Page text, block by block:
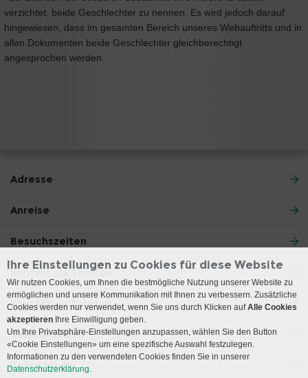
verzichtet, beide Geschlechter zu nennen. Es wird jedoch darauf
hingewiesen, dass im gesamten Bereich unseres Webauftritts und in
allen Dokumenten beide Geschlechter gleichberechtigt
angesprochen werden.
Adresse
Anreise
Besuchszeiten
Kontakt via Telefon
Kontakt via Telefon
Telefonzeiten
Social Media
Ihre Einstellungen zu Cookies für diese Website
Wir nutzen Cookies, um Ihnen die bestmögliche Nutzung unserer Website zu
ermöglichen und unsere Kommunikation mit Ihnen zu verbessern. Zusätzliche
Cookies werden nur verwendet, wenn Sie uns durch Klicken aufAlle Cookies
akzeptieren Ihre Einwilligung geben.
Um Ihre Privatsphäre-Einstellungen anzupassen, wählen Sie den Button
«Cookie Einstellungen» um eine spezifische Auswahl festzulegen.
Informationen zu den verwendeten Cookies finden Sie in unserer
Datenschutzerklärung.